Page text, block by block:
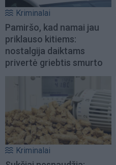
Kriminalai
Pamiršo, kad namai jau
priklauso kitiems:
nostalgija daiktams
privertė griebtis smurto
Kriminalai